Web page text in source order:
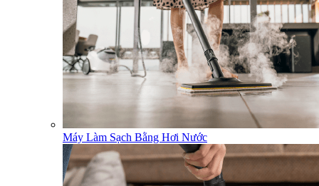
Máy Làm Sạch Bằng Hơi Nước